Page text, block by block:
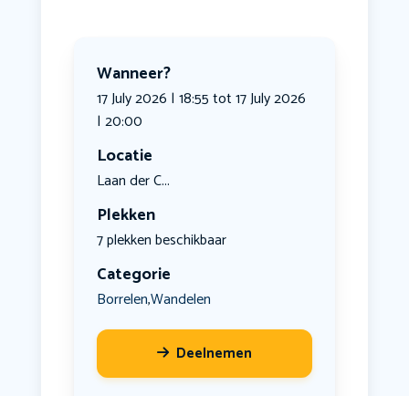
Wanneer?
17 July 2026 | 18:55 tot 17 July 2026
| 20:00
Locatie
Laan der C...
Plekken
7 plekken beschikbaar
Categorie
Borrelen,Wandelen
Deelnemen